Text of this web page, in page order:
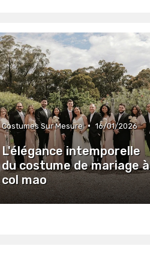
Costumes Sur Mesure • 16/01/2026
L'élégance intemporelle
du costume de mariage à
col mao